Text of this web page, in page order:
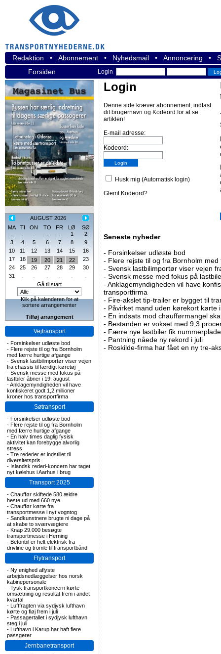
Redaktion • Abonnement • Nyhedsmail • Annoncering •
Forsiden
Login
AUGUST 2026
MA
TI ON TO FR LØ
SØ
-
- - - - 1
2
3
4 5 6 7 8
9
10
11 12 13 14 15
16
17
18 19 20 21 22
23
24
25 26 27 28 29
30
31
- - - - -
-
Gå til start
Klik på kalenderen for at
sortere arrangementer
Tilføj arrangement
Vejtransport
- Forsinkelser udløste bod
- Flere rejste til og fra Bornholm
med færre hurtige afgange
- Svensk lastbilimportør viser vejen
fra chassis til færdigt køretøj
- Svensk messe med fokus på
lastbiler åbner i 19. august
-Anklagemyndigheden vil have
konfiskeret godt 1,2 millioner
kroner hos transportfirma
Søtransport
- Forsinkelser udløste bod
- Flere rejste til og fra Bornholm
med færre hurtige afgange
- En halv times daglig fysisk
aktivitet kan forebygge alvorlig
stress
- Tre rederier er indstillet til
diversitetspris
- Islandsk rederi-koncern har taget
nyt kølehus i Aarhus i brug
Transport 2025
- Chauffør skiftede 580 ældre
heste ud med 660 nye
- Chauffør kørte fra
transportmesse i nyt vogntog
- Sandkunstnere brugte ni dage på
at skabe to sværvægtere
- Knap 29.000 besøgte
transportmesse i Herning
- Betonbil er helt elektrisk fra
drivline og tromle til transportbånd
Flytransport
- Ny enighed aflyste
arbejdsnedlæggelser hos norsk
kabinepersonale
- Tysk transportkoncern kørte
omsætning og resultat frem i andet
kvartal
- Luftfragten via sydjysk lufthavn
kørte og fløj frem i juli
- Passagertallet i sydjysk lufthavn
steg i juli
- Lufthavn i Karup har haft flere
passgerer
Jernbanetransport
Login
Denne side kræver abonnement, indtast
dit brugernavn og Kodeord for at se
artiklen!
E-mail adresse:
Kodeord:
Husk mig (Automatisk login)
Glemt Kodeord?
Seneste nyheder
- Forsinkelser udløste bod
- Flere rejste til og fra Bornholm
- Svensk lastbilimportør viser vejen
- Svensk messe med fokus på
- Anklagemyndigheden vil have
transportfirma
- Fire-akslet tip-trailer er bygget til
- Påvirket mand uden kørekort kørte
- En indsats mod chaufførmangel
- Bestanden er vokset med 9,3
- Færre nye lastbiler fik
- Pantning nåede ny rekord i juli
- Roskilde-firma har fået en ny tre-